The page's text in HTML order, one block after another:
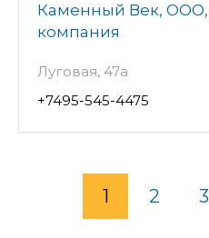
Каменный Век, ООО,
компания
Луговая, 47а
+7495-545-4475
1 2 3